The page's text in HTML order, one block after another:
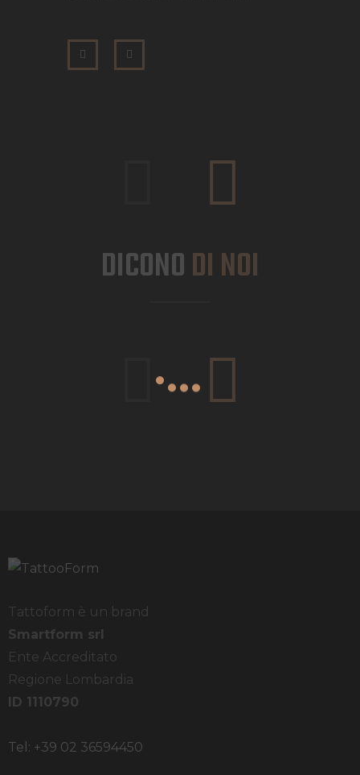
DICONODI NOI
Tattoform è un brand
Smartform srl
Ente Accreditato
Regione Lombardia
ID 1110790
Tel: +39 02 36594450